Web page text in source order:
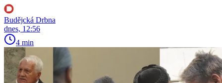
Budějcká Drbna
dnes, 12:56
4 min